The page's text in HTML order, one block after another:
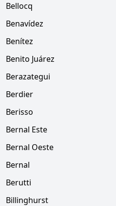
Bellocq
Benavídez
Benítez
Benito Juárez
Berazategui
Berdier
Berisso
Bernal Este
Bernal Oeste
Bernal
Berutti
Billinghurst